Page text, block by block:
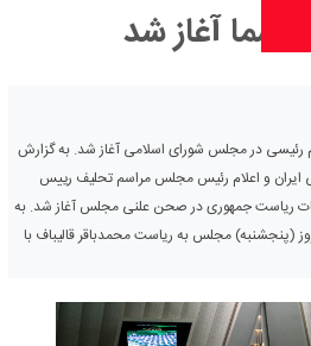
رسما آغاز شد
رئیسی در مجلس شورای اسلامی آغاز شد. به گزارش
ایران و اعلام رئیس‌ مجلس مراسم تحلیف رییس
ریاست جمهوری در صحن علنی مجلس آغاز شد. به
(پنجشنبه) مجلس به ریاست محمدباقر قالیباف با